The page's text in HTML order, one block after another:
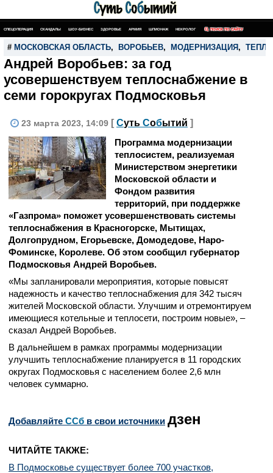
СПЕЦОПЕРАЦИЯ СКАНДАЛЫ ШОУ-БИЗНЕС ЗДОРОВЬЕ АРМИЯ ШПИОНАЖ НЕКРОЛОГ ПОИСК ПО САЙТУ
# МОСКОВСКАЯ ОБЛАСТЬ, ВОРОБЬЕВ, МОДЕРНИЗАЦИЯ ,
Андрей Воробьев: за год
усовершенствуем теплоснабжение в
семи горокругах Подмосковья
23 марта 2023, 14:09 [ Суть Событий ]
Программа модернизации
теплосистем, реализуемая
Министерством энергетики
Московской области и
Фондом развития
территорий, при поддержке
«Газпрома» поможет усовершенствовать системы
теплоснабжения в Красногорске, Мытищах,
Долгопрудном, Егорьевске, Домодедове, Наро-
Фоминске, Королеве. Об этом сообщил губернатор
Подмосковья Андрей Воробьев.
«Мы запланировали мероприятия, которые повысят
надежность и качество теплоснабжения для 342 тысяч
жителей Московской области. Улучшим и отремонтируем
имеющиеся котельные и теплосети, построим новые», –
сказал Андрей Воробьев.
В дальнейшем в рамках программы модернизации
улучшить теплоснабжение планируется в 11 городских
округах Подмосковья с населением более 2,6 млн
человек суммарно.
Добавляйте CСб в свои источники дзен
ЧИТАЙТЕ ТАКЖЕ:
В Подмосковье существует более 700 участков,